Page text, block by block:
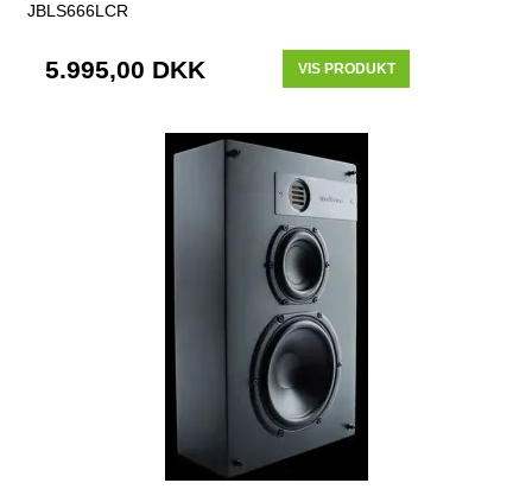
JBLS666LCR
5.995,00 DKK VIS PRODUKT